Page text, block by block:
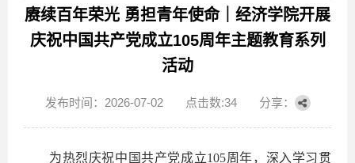
赓续百年荣光 勇担青年使命｜经济学院开展
庆祝中国共产党成立105周年主题教育系列
活动
发布时间：2026-07-02 点击数:34 分享：
为热烈庆祝中国共产党成立105周年，深入学习贯